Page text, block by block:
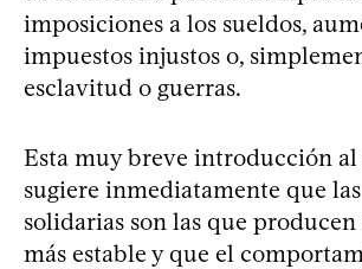
imposiciones a los sueldos,
impuestos injustos o,
esclavitud o guerras.
Esta muy breve introducción
sugiere inmediatamente que
solidarias son las que
más estable y que el